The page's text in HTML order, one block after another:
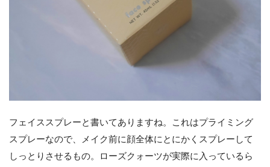
フェイススプレーと書いてありますね。これはプライミング
スプレーなので、メイク前に顔全体にとにかくスプレーして
しっとりさせるもの。ローズクォーツが実際に入っているら